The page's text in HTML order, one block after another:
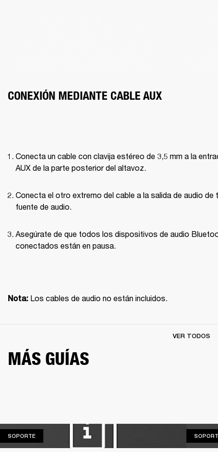
CONEXIÓN MEDIANTE CABLE AUX
Conecta un cable con clavija estéreo de 3,5 mm a la
AUX de la parte posterior del altavoz.
Conecta el otro extremo del cable a la salida de audio de
fuente de audio.
Asegúrate de que todos los dispositivos de audio
conectados están en pausa.
Nota: Los cables de audio no están incluidos.
MÁS GUÍAS
VER TODOS
SOPORTESOPORTE